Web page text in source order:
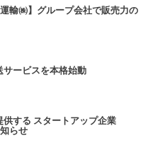
輸㈱】グループ会社で販売力の
ービスを本格始動
する スタートアップ企業
らせ